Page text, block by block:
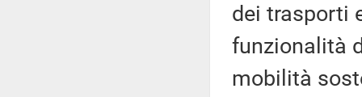
dei trasporti
funzionalità
mobilità